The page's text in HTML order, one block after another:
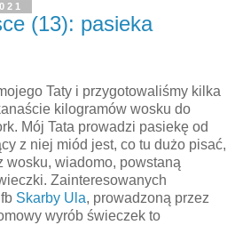
(13): pasieka
Taty i przygotowaliśmy kilka
kilogramów wosku do
Mój Tata prowadzi pasiekę od
z niej miód jest, co tu dużo pisać,
wosku, wiadomo, powstaną
Zainteresowanych
Skarby Ula, prowadzoną przez
wyrób świeczek to